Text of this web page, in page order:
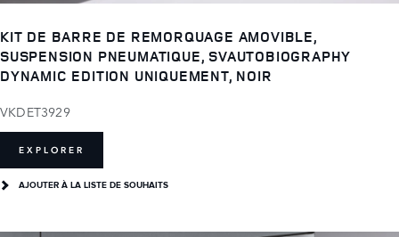
KIT DE BARRE DE REMORQUAGE AMOVIBLE,
SUSPENSION PNEUMATIQUE, SVAUTOBIOGRAPHY
DYNAMIC EDITION UNIQUEMENT, NOIR
VKDET3929
EXPLORER
AJOUTER À LA LISTE DE SOUHAITS